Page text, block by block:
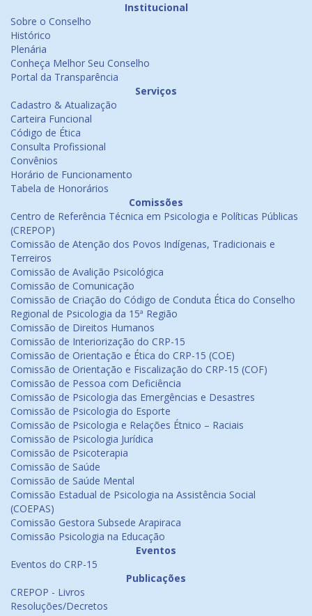
Institucional
Sobre o Conselho
Histórico
Plenária
Conheça Melhor Seu Conselho
Portal da Transparência
Serviços
Cadastro & Atualização
Carteira Funcional
Código de Ética
Consulta Profissional
Convênios
Horário de Funcionamento
Tabela de Honorários
Comissões
Centro de Referência Técnica em Psicologia e Políticas Públicas
(CREPOP)
Comissão de Atenção dos Povos Indígenas, Tradicionais e
Terreiros
Comissão de Avalição Psicológica
Comissão de Comunicação
Comissão de Criação do Código de Conduta Ética do Conselho
Regional de Psicologia da 15ª Região
Comissão de Direitos Humanos
Comissão de Interiorização do CRP-15
Comissão de Orientação e Ética do CRP-15 (COE)
Comissão de Orientação e Fiscalização do CRP-15 (COF)
Comissão de Pessoa com Deficiência
Comissão de Psicologia das Emergências e Desastres
Comissão de Psicologia do Esporte
Comissão de Psicologia e Relações Étnico – Raciais
Comissão de Psicologia Jurídica
Comissão de Psicoterapia
Comissão de Saúde
Comissão de Saúde Mental
Comissão Estadual de Psicologia na Assistência Social
(COEPAS)
Comissão Gestora Subsede Arapiraca
Comissão Psicologia na Educação
Eventos
Eventos do CRP-15
Publicações
CREPOP - Livros
Resoluções/Decretos